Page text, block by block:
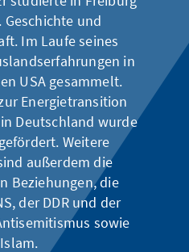
Geschichte und
Im Laufe seines
in
USA gesammelt.
Energietransition
Deutschland wurde
Weitere
außerdem die
Beziehungen, die
der DDR und der
sowie